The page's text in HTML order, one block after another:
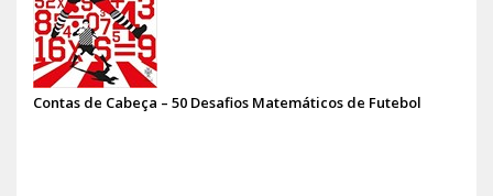
Contas de Cabeça – 50 Desafios Matemáticos de Futebol